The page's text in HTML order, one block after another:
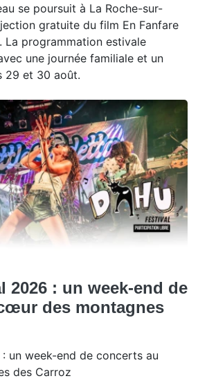
se poursuit à La Roche-sur-
gratuite du film En Fanfare
La programmation estivale
une journée familiale et un
29 et 30 août.
2026 : un week-end de
des montagnes
un week-end de concerts au
des Carroz